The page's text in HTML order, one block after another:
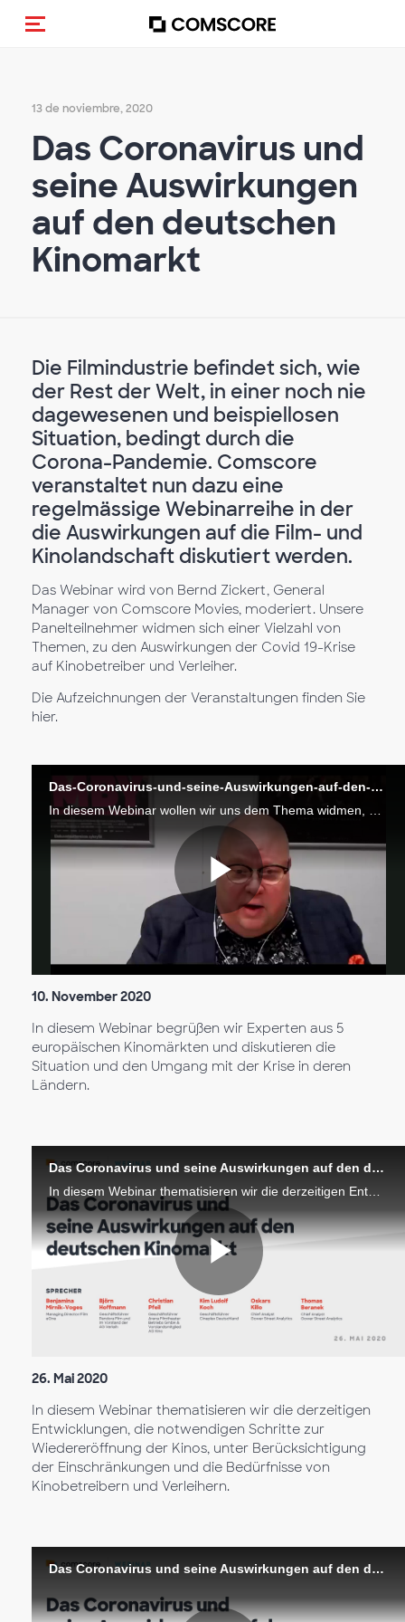
(Des)activar la navegación
13 de noviembre, 2020
Das Coronavirus und
seine Auswirkungen
auf den deutschen
Kinomarkt
Die Filmindustrie befindet sich, wie
der Rest der Welt, in einer noch nie
dagewesenen und beispiellosen
Situation, bedingt durch die
Corona-Pandemie. Comscore
veranstaltet nun dazu eine
regelmässige Webinarreihe in der
die Auswirkungen auf die Film- und
Kinolandschaft diskutiert werden.
Das Webinar wird von Bernd Zickert, General
Manager von Comscore Movies, moderiert. Unsere
Panelteilnehmer widmen sich einer Vielzahl von
Themen, zu den Auswirkungen der Covid 19-Krise
auf Kinobetreiber und Verleiher.
Die Aufzeichnungen der Veranstaltungen finden Sie
hier.
Das-Coronavirus-und-seine-Auswirkungen-auf-den-deutschen-Kinomarkt
10. November 2020
In diesem Webinar begrüßen wir Experten aus 5
europäischen Kinomärkten und diskutieren die
Situation und den Umgang mit der Krise in deren
Ländern.
Das Coronavirus und seine Auswirkungen auf den deutschen Kinomarkt
In diesem Webinar thematisieren wir die derzeitigen Entwicklungen, die notwendigen Schritte zur Wiedereröffnung der Kinos, unter Berücksichtigung der Einschränkungen und die Bedürfnisse von Kinobetreibern und Verleihern.
26. Mai 2020
In diesem Webinar thematisieren wir die derzeitigen
Entwicklungen, die notwendigen Schritte zur
Wiedereröffnung der Kinos, unter Berücksichtigung
der Einschränkungen und die Bedürfnisse von
Kinobetreibern und Verleihern.
Das Coronavirus und seine Auswirkungen auf den deutschen Kinomarkt